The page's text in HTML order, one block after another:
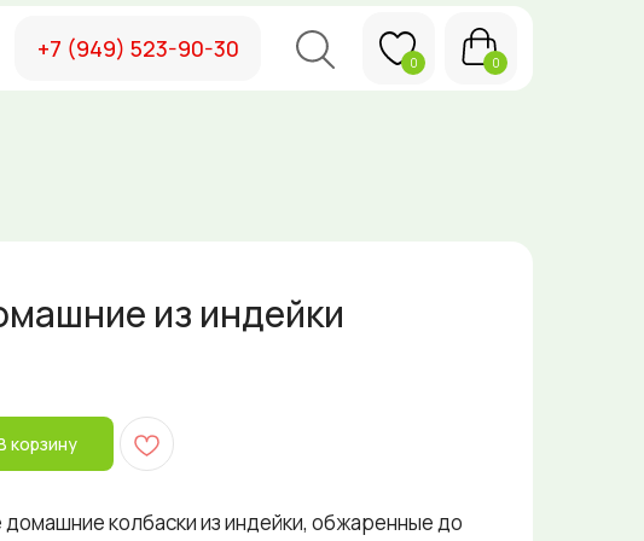
0 0
+7 (949) 523-90-30
из индейки
корзину
колбаски из индейки, обжаренные до